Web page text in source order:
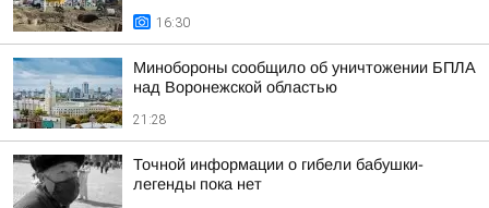
16:30
Минобороны сообщило об уничтожении БПЛА
над Воронежской областью
21:28
Точной информации о гибели бабушки-
легенды пока нет